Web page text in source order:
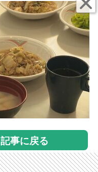
記事に戻る